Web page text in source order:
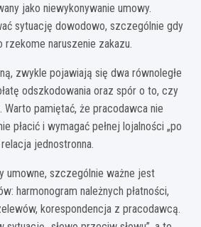
jako niewykonywanie umowy.
sytuację dowodowo, szczególnie gdy
naruszenie zakazu.
zwykle pojawiają się dwa równoległe
odszkodowania oraz spór o to, czy
Warto pamiętać, że pracodawca nie
płacić i wymagać pełnej lojalności „po
jednostronna.
umowne, szczególnie ważne jest
harmonogram należnych płatności,
korespondencja z pracodawcą.